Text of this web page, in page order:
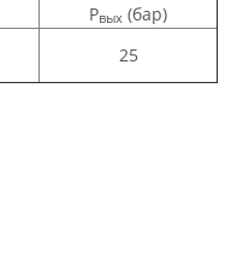
Рвых (бар)
25